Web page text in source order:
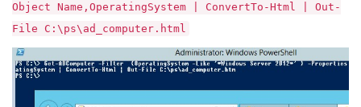
Object Name,OperatingSystem | ConvertTo-Html | Out-
File C:\ps\ad_computer.html